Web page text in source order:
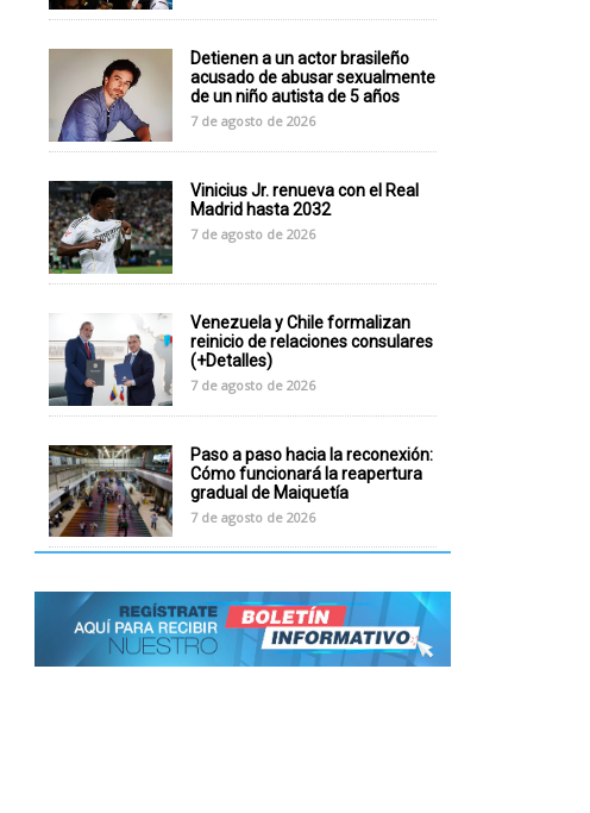
Detienen a un actor brasileño
acusado de abusar sexualmente
de un niño autista de 5 años
7 de agosto de 2026
Vinicius Jr. renueva con el Real
Madrid hasta 2032
7 de agosto de 2026
Venezuela y Chile formalizan
reinicio de relaciones consulares
(+Detalles)
7 de agosto de 2026
Paso a paso hacia la reconexión:
Cómo funcionará la reapertura
gradual de Maiquetía
7 de agosto de 2026